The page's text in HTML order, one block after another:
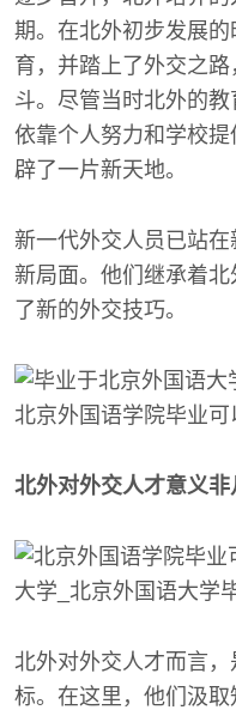
期。在北外初步发展
育，并踏上了外交之
斗。尽管当时北外的教
依靠个人努力和学校
辟了一片新天地。
新一代外交人员已站
新局面。他们继承着
了新的外交技巧。
北外对外交人才意义非
北外对外交人才而言
标。在这里，他们汲